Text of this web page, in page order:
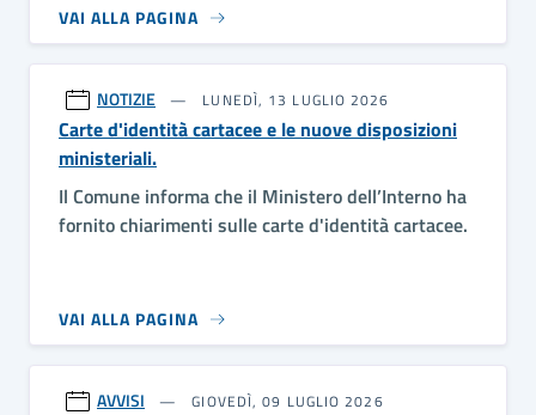
VAI ALLA PAGINA
NOTIZIE LUNEDÌ, 13 LUGLIO 2026
Carte d'identità cartacee e le nuove disposizioni
ministeriali.
Il Comune informa che il Ministero dell’Interno ha
fornito chiarimenti sulle carte d'identità cartacee.
VAI ALLA PAGINA
AVVISI GIOVEDÌ, 09 LUGLIO 2026